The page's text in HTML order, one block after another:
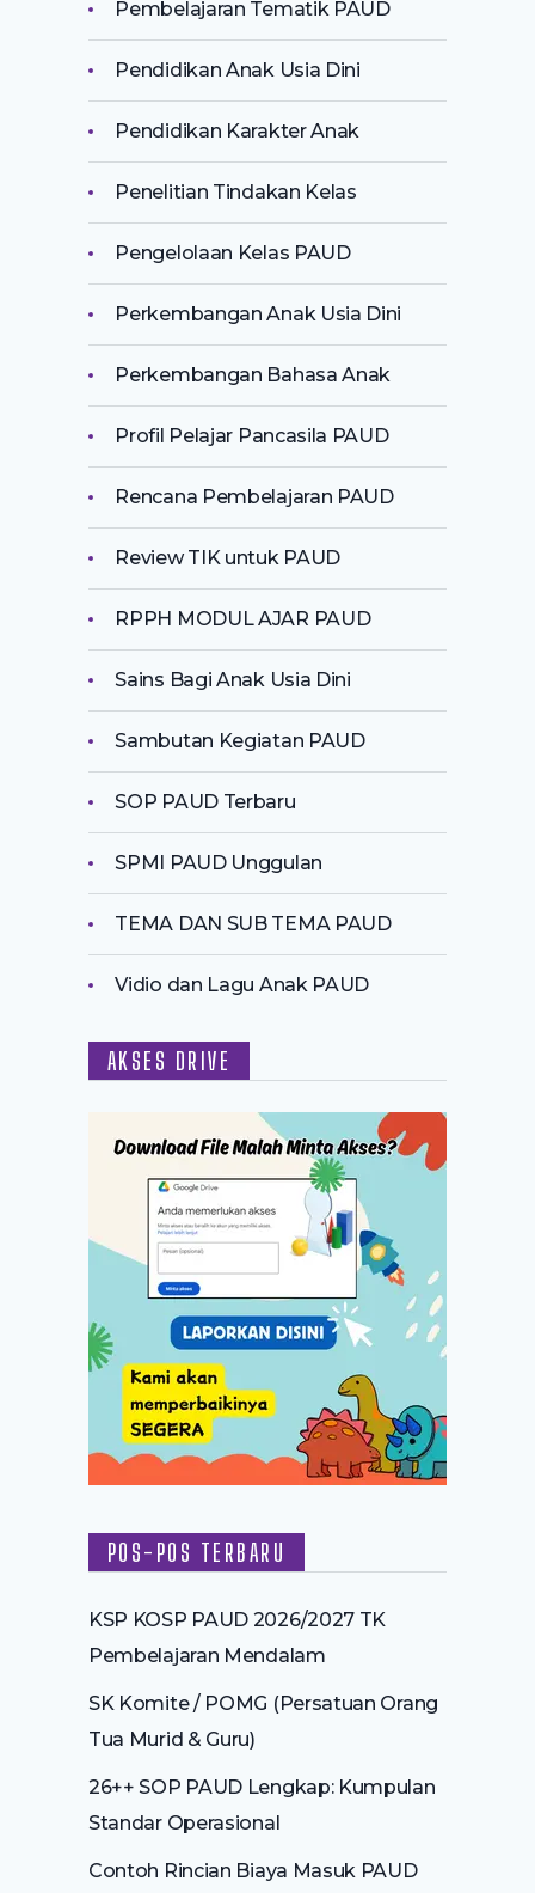
Pembelajaran Tematik PAUD
Pendidikan Anak Usia Dini
Pendidikan Karakter Anak
Penelitian Tindakan Kelas
Pengelolaan Kelas PAUD
Perkembangan Anak Usia Dini
Perkembangan Bahasa Anak
Profil Pelajar Pancasila PAUD
Rencana Pembelajaran PAUD
Review TIK untuk PAUD
RPPH MODUL AJAR PAUD
Sains Bagi Anak Usia Dini
Sambutan Kegiatan PAUD
SOP PAUD Terbaru
SPMI PAUD Unggulan
TEMA DAN SUB TEMA PAUD
Vidio dan Lagu Anak PAUD
AKSES DRIVE
POS-POS TERBARU
KSP KOSP PAUD 2026/2027 TK
Pembelajaran Mendalam
SK Komite / POMG (Persatuan Orang
Tua Murid & Guru)
26++ SOP PAUD Lengkap: Kumpulan
Standar Operasional
Contoh Rincian Biaya Masuk PAUD